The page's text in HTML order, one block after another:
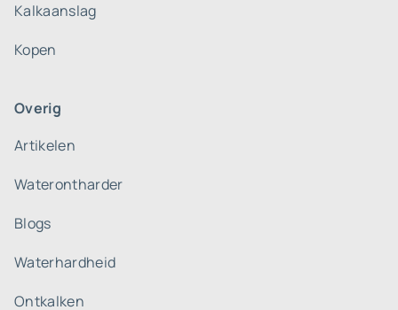
Kalkaanslag
Kopen
Overig
Artikelen
Waterontharder
Blogs
Waterhardheid
Ontkalken